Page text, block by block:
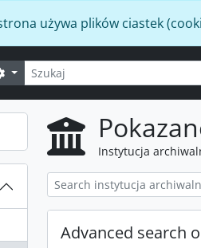
używa plików ciastek
Opcje wyszukiwania
Instytucja
Advanced search